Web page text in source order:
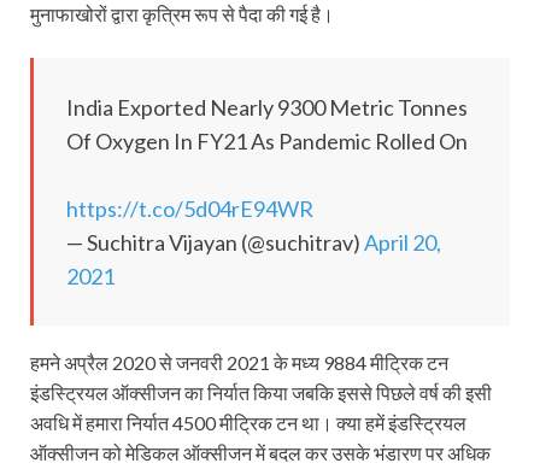
मुनाफाखोरों द्वारा कृत्रिम रूप से पैदा की गई है।
India Exported Nearly 9300 Metric Tonnes
Of Oxygen In FY21 As Pandemic Rolled On
https://t.co/5d04rE94WR
— Suchitra Vijayan (@suchitrav)April 20,
2021
हमने अप्रैल 2020 से जनवरी 2021 के मध्य 9884 मीट्रिक टन
इंडस्ट्रियल ऑक्सीजन का निर्यात किया जबकि इससे पिछले वर्ष की इसी
अवधि में हमारा निर्यात 4500 मीट्रिक टन था। क्या हमें इंडस्ट्रियल
ऑक्सीजन को मेडिकल ऑक्सीजन में बदल कर उसके भंडारण पर अधिक